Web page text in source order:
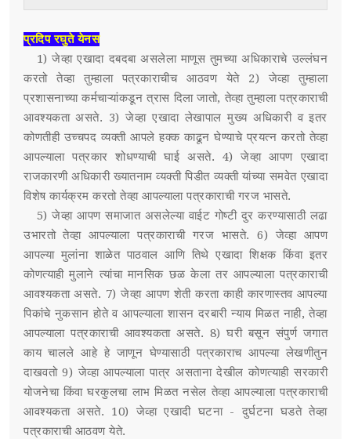
SUB MENU 3
PARENTAL MENU
PARENTAL MENU
PARENTAL MENU
PARENTAL MENU
SUB MENU 4
प्रदिप रघुते येनस
1) जेव्हा एखादा दबदबा असलेला माणूस तुमच्या अधिकाराचे उल्लंघन
करतो तेव्हा तुम्हाला पत्रकाराचीच आठवण येते 2) जेव्हा तुम्हाला
प्रशासनाच्या कर्मचाऱ्यांकडून त्रास दिला जातो, तेव्हा तुम्हाला पत्रकाराची
आवश्यकता असते. 3) जेव्हा एखादा लेखापाल मुख्य अधिकारी व इतर
कोणतीही उच्चपद व्यक्ती आपले हक्क काढून घेण्याचे प्रयत्न करतो तेव्हा
आपल्याला पत्रकार शोधण्याची घाई असते. 4) जेव्हा आपण एखादा
राजकारणी अधिकारी ख्यातनाम व्यक्ती पिडीत व्यक्ती यांच्या समवेत एखादा
विशेष कार्यक्रम करतो तेव्हा आपल्याला पत्रकाराची गरज भासते.
5) जेव्हा आपण समाजात असलेल्या वाईट गोष्टी दुर करण्यासाठी लढा
उभारतो तेव्हा आपल्याला पत्रकाराची गरज भासते. 6) जेव्हा आपण
आपल्या मुलांना शाळेत पाठवाल आणि तिथे एखादा शिक्षक किंवा इतर
कोणत्याही मुलाने त्यांचा मानसिक छळ केला तर आपल्याला पत्रकाराची
आवश्यकता असते. 7) जेव्हा आपण शेती करता काही कारणास्तव आपल्या
पिकांचे नुकसान होते व आपल्याला शासन दरबारी न्याय मिळत नाही, तेव्हा
आपल्याला पत्रकाराची आवश्यकता असते. 8) घरी बसून संपुर्ण जगात
काय चालले आहे हे जाणून घेण्यासाठी पत्रकाराच आपल्या लेखणीतुन
दाखवतो 9) जेव्हा आपल्याला पात्र असताना देखील कोणत्याही सरकारी
योजनेचा किंवा घरकुलचा लाभ मिळत नसेल तेव्हा आपल्याला पत्रकाराची
आवश्यकता असते. 10) जेव्हा एखादी घटना - दुर्घटना घडते तेव्हा
पत्रकाराची आठवण येते.